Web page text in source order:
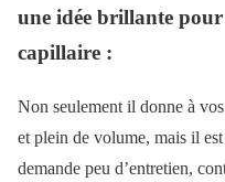
une idée brillante
capillaire :
Non seulement il donne à
et plein de volume, mais il
demande peu d’entretien,